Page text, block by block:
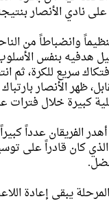
نادي الأنصار بنتيجة
وانضباطاً من
هدفيه بنفس
سريع للكرة، ثم
ظهر الأنصار
كبيرة خلال فترات
الفريقان عدداً
كان قادراً على
يبقى إعادة